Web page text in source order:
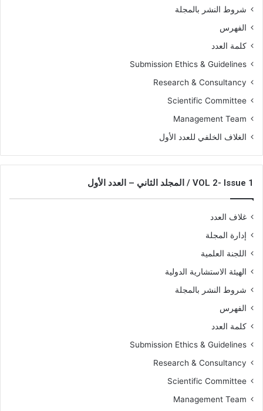
شروط النشر بالمجلة
الفهرس
كلمة العدد
Submission Ethics & Guidelines
Research & Consultancy
Scientific Committee
Management Team
الغلاف الخلفي للعدد الأول
VOL 2- Issue 1 / المجلد الثاني – العدد الأول
غلاف العدد
إدارة المجلة
اللجنة العلمية
الهيئة الاستشارية الدولية
شروط النشر بالمجلة
الفهرس
كلمة العدد
Submission Ethics & Guidelines
Research & Consultancy
Scientific Committee
Management Team